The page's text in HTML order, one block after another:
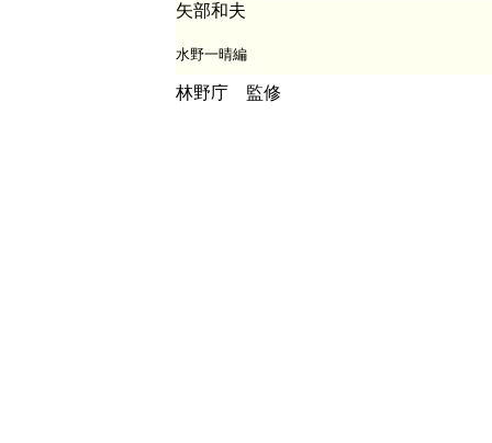
矢部和夫
水野一晴編
林野庁 監修